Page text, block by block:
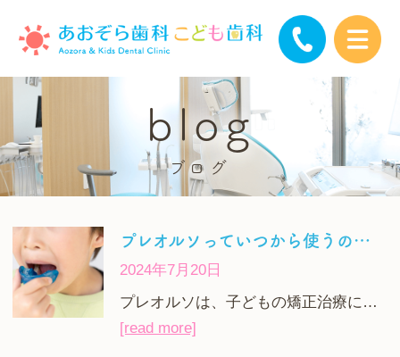
blog
ブログ
プレオルソっていつから使うの？効果はある？
2024年7月20日
プレオルソは、子どもの矯正治療に…
[read more]